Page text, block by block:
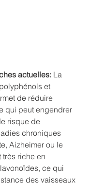
actuelles: La
et
de réduire
qui peut engendrer
risque de
chroniques
Aizheimer ou le
riche en
ce qui
des vaisseaux